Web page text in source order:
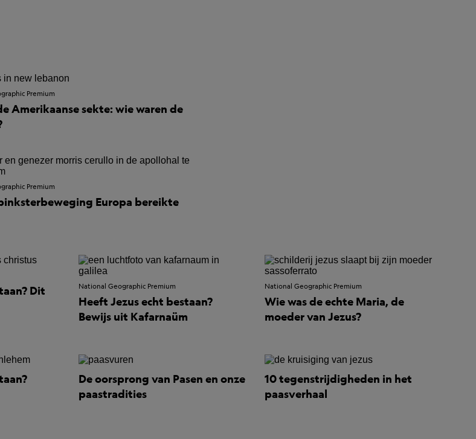
Premium
Amerikaanse sekte: wie waren de
Premium
Europa bereikte
Dit
National Geographic Premium
Heeft Jezus echt bestaan?
Bewijs uit Kafarnaüm
National Geographic Premium
Wie was de echte Maria, de
moeder van Jezus?
De oorsprong van Pasen en onze
paastradities
10 tegenstrijdigheden in het
paasverhaal